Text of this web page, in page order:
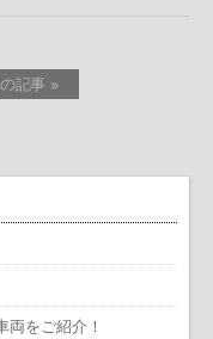
記事 »
をご紹介！